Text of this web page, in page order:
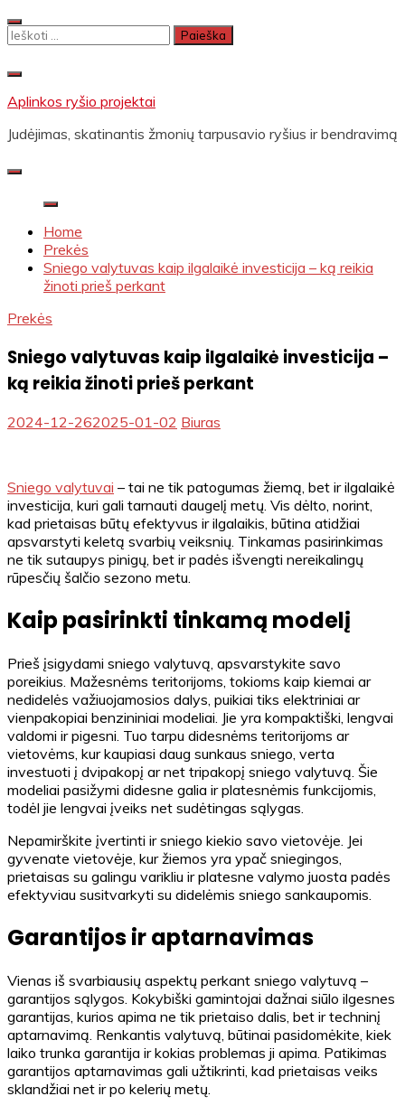
Skip
to
Ieškoti:
Aplinkos ryšio projektai
Judėjimas, skatinantis žmonių tarpusavio ryšius ir bendravimą
Home
Prekės
Sniego valytuvas kaip ilgalaikė investicija – ką reikia
žinoti prieš perkant
Prekės
Sniego valytuvas kaip ilgalaikė investicija –
ką reikia žinoti prieš perkant
2024-12-262025-01-02 Biuras
Sniego valytuvai – tai ne tik patogumas žiemą, bet ir ilgalaikė
investicija, kuri gali tarnauti daugelį metų. Vis dėlto, norint,
kad prietaisas būtų efektyvus ir ilgalaikis, būtina atidžiai
apsvarstyti keletą svarbių veiksnių. Tinkamas pasirinkimas
ne tik sutaupys pinigų, bet ir padės išvengti nereikalingų
rūpesčių šalčio sezono metu.
Kaip pasirinkti tinkamą modelį
Prieš įsigydami sniego valytuvą, apsvarstykite savo
poreikius. Mažesnėms teritorijoms, tokioms kaip kiemai ar
nedidelės važiuojamosios dalys, puikiai tiks elektriniai ar
vienpakopiai benzininiai modeliai. Jie yra kompaktiški, lengvai
valdomi ir pigesni. Tuo tarpu didesnėms teritorijoms ar
vietovėms, kur kaupiasi daug sunkaus sniego, verta
investuoti į dvipakopį ar net tripakopį sniego valytuvą. Šie
modeliai pasižymi didesne galia ir platesnėmis funkcijomis,
todėl jie lengvai įveiks net sudėtingas sąlygas.
Nepamirškite įvertinti ir sniego kiekio savo vietovėje. Jei
gyvenate vietovėje, kur žiemos yra ypač sniegingos,
prietaisas su galingu varikliu ir platesne valymo juosta padės
efektyviau susitvarkyti su didelėmis sniego sankaupomis.
Garantijos ir aptarnavimas
Vienas iš svarbiausių aspektų perkant sniego valytuvą –
garantijos sąlygos. Kokybiški gamintojai dažnai siūlo ilgesnes
garantijas, kurios apima ne tik prietaiso dalis, bet ir techninį
aptarnavimą. Renkantis valytuvą, būtinai pasidomėkite, kiek
laiko trunka garantija ir kokias problemas ji apima. Patikimas
garantijos aptarnavimas gali užtikrinti, kad prietaisas veiks
sklandžiai net ir po kelerių metų.